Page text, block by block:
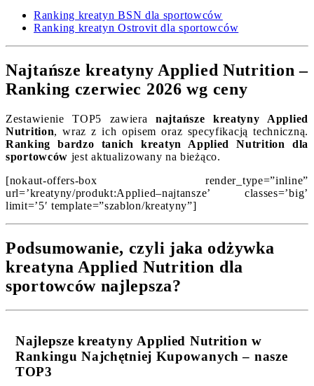
Ranking kreatyn BSN dla sportowców
Ranking kreatyn Ostrovit dla sportowców
Najtańsze kreatyny Applied Nutrition –
Ranking czerwiec 2026 wg ceny
Zestawienie TOP5 zawieranajtańsze kreatyny Applied
Nutrition, wraz z ich opisem oraz specyfikacją techniczną.
Ranking bardzo tanich kreatyn Applied Nutrition dla
sportowców jest aktualizowany na bieżąco.
[nokaut-offers-box render_type=”inline”
url=’kreatyny/produkt:Applied–najtansze’ classes=’big’
limit=’5′ template=”szablon/kreatyny”]
Podsumowanie, czyli jaka odżywka
kreatyna Applied Nutrition dla
sportowców najlepsza?
Najlepsze kreatyny Applied Nutrition w
Rankingu Najchętniej Kupowanych – nasze
TOP3